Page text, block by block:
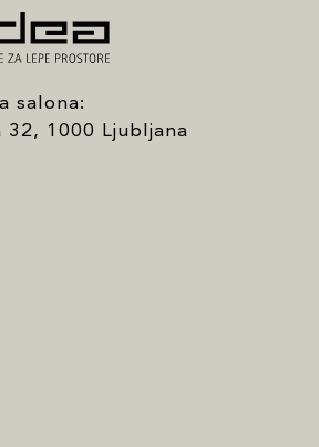
salona:
32, 1000 Ljubljana